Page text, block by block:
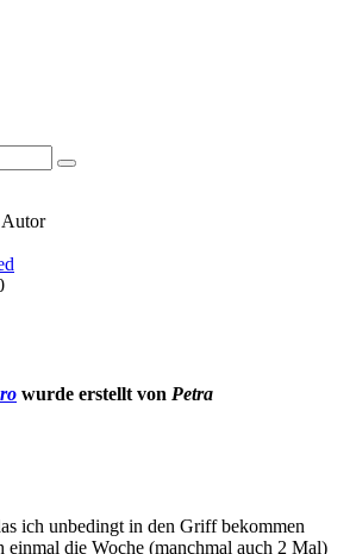
Autor
wurde erstellt von Petra
ich unbedingt in den Griff bekommen
einmal die Woche (manchmal auch 2 Mal)